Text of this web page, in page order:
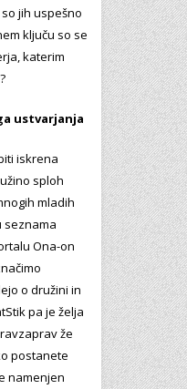
jih uspešno
ključu so se
katerim
ustvarjanja
iskrena
sploh
mladih
seznama
Ona-on
o družini in
pa je želja
že
postanete
namenjen